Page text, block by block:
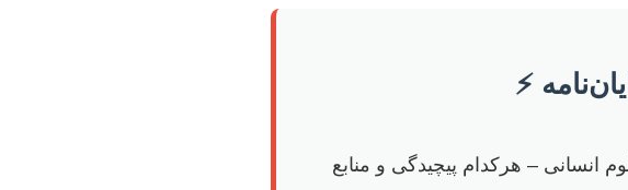
⚡️
انسانی – هرکدام پیچیدگی و منابع